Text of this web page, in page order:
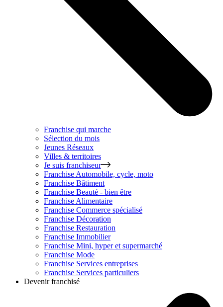
Franchise qui marche
Sélection du mois
Jeunes Réseaux
Villes & territoires
Je suis franchiseur
Franchise Automobile, cycle, moto
Franchise Bâtiment
Franchise Beauté - bien être
Franchise Alimentaire
Franchise Commerce spécialisé
Franchise Décoration
Franchise Restauration
Franchise Immobilier
Franchise Mini, hyper et supermarché
Franchise Mode
Franchise Services entreprises
Franchise Services particuliers
Devenir franchisé